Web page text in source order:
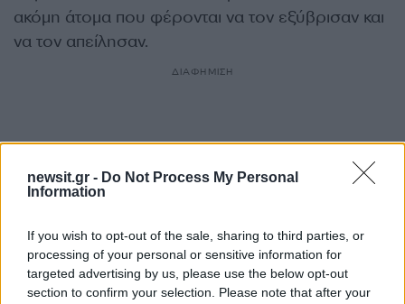
newsit.gr - Do Not Process My Personal
Information
If you wish to opt-out of the sale, sharing to third parties, or
processing of your personal or sensitive information for
targeted advertising by us, please use the below opt-out
section to confirm your selection. Please note that after your
ακόμη άτομα που φέρονται να τον εξύβρισαν και
να τον απείλησαν.
ΔΙΑΦΗΜΙΣΗ